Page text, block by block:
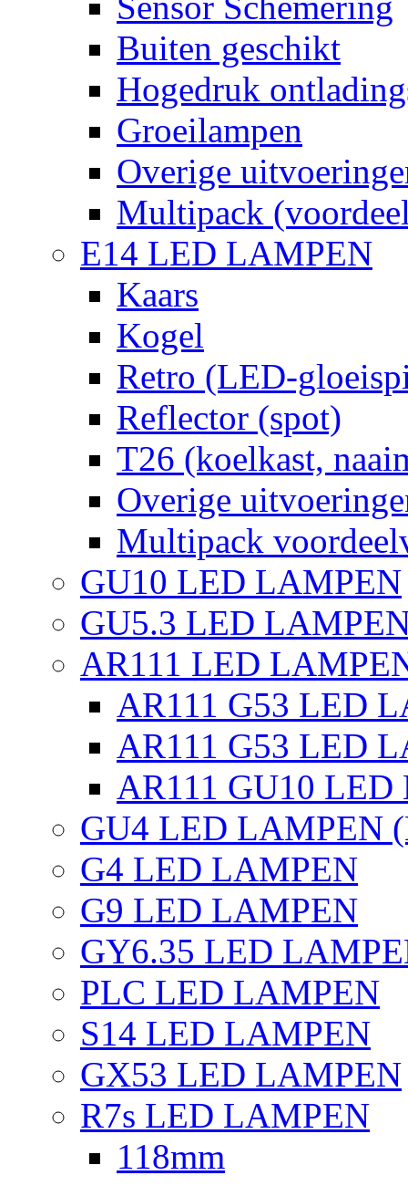
Buiten geschikt
Hogedruk
Groeilampen
Overige
Multipack
E14 LED LAMPEN
Kaars
Kogel
Retro (LED-
Reflector (spot)
T26 (koelkast,
Overige
Multipack
GU10 LED LAMPEN
GU5.3 LED
AR111 LED
AR111 G53 LED
AR111 G53 LED
AR111 GU10
GU4 LED LAMPEN
G4 LED LAMPEN
G9 LED LAMPEN
GY6.35 LED
PLC LED LAMPEN
S14 LED LAMPEN
GX53 LED LAMPEN
R7s LED LAMPEN
118mm